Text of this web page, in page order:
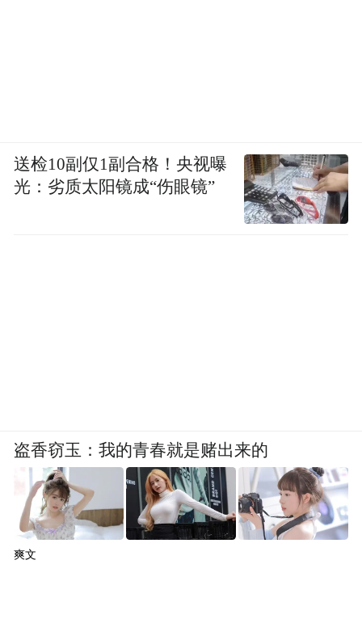
送检10副仅1副合格！央视曝
光：劣质太阳镜成“伤眼镜”
盗香窃玉：我的青春就是赌出来的
爽文